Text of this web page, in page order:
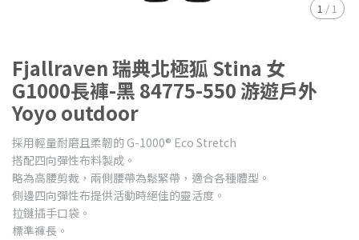
1 /1
Fjallraven 瑞典北極狐 Stina 女
G1000長褲-黑 84775-550 游遊戶外
Yoyo outdoor
採用輕量耐磨且柔韌的 G-1000® Eco Stretch
搭配四向彈性布料製成。
略為高腰剪裁，兩側腰帶為鬆緊帶，適合各種體型。
側邊四向彈性布提供活動時絕佳的靈活度。
拉鏈插手口袋。
標準褲長。